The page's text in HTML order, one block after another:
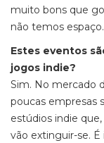
muito bons que
não temos espaço.
Estes eventos
jogos indie?
Sim. No mercado
poucas empresas
estúdios indie
vão extinguir-se.